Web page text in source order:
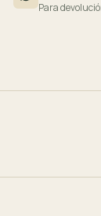
Para